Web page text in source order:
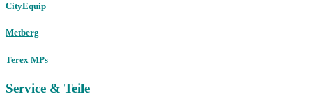
CityEquip
Metberg
Terex MPs
Service & Teile